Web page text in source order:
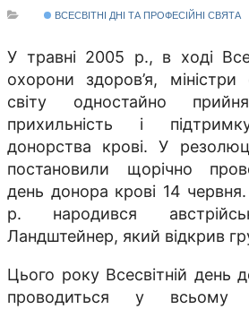
ВСЕСВІТНІ ДНІ ТА ПРОФЕСІЙНІ СВЯТА
У травні 2005 р., в ході
охорони здоров’я, міністри
світу одностайно
прихильність і
донорства крові. У
постановили щорічно
день донора крові 14
р. народився
Ландштейнер, який відкрив
Цього року Всесвітній день
проводиться у всьому